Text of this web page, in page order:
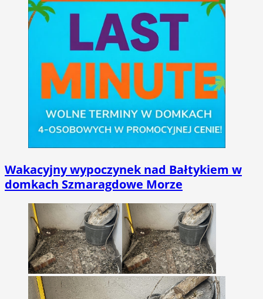
Wakacyjny wypoczynek nad Bałtykiem w
domkach Szmaragdowe Morze